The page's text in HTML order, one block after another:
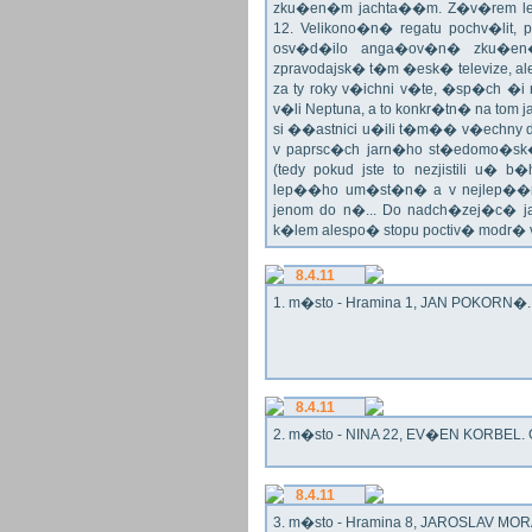
zku�en�m jachta��m. Z�v�rem
12. Velikono�n� regatu
osv�d�ilo anga�ov�n�
zpravodajsk� t�m �esk� televize,
za ty roky v�ichni v�te, �sp�ch
v�li Neptuna, a to konkr�tn� na tom
si ��astnici u�ili t�m�� v�echny
v paprsc�ch jarn�ho
(tedy pokud jste to nezjistili u�
lep��ho um�st�n� a v
jenom do n�... Do nadch�zej�c�
k�lem alespo� stopu poctiv�
8.4.11
1. m�sto - Hramina 1, JAN
8.4.11
2. m�sto - NINA 22, EV�EN KORBEL.
8.4.11
3. m�sto - Hramina 8, JAROSLAV